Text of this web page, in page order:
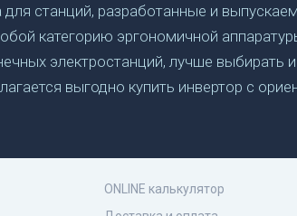
станций, разработанные и
категорию эргономичной
электростанций, лучше выбирать
выгодно купить инвертор с
панелей и
заниматься подбором и сравнением
ONLINE калькулятор